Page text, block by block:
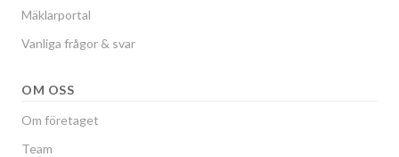
Mäklarportal
Vanliga frågor & svar
OM OSS
Om företaget
Team